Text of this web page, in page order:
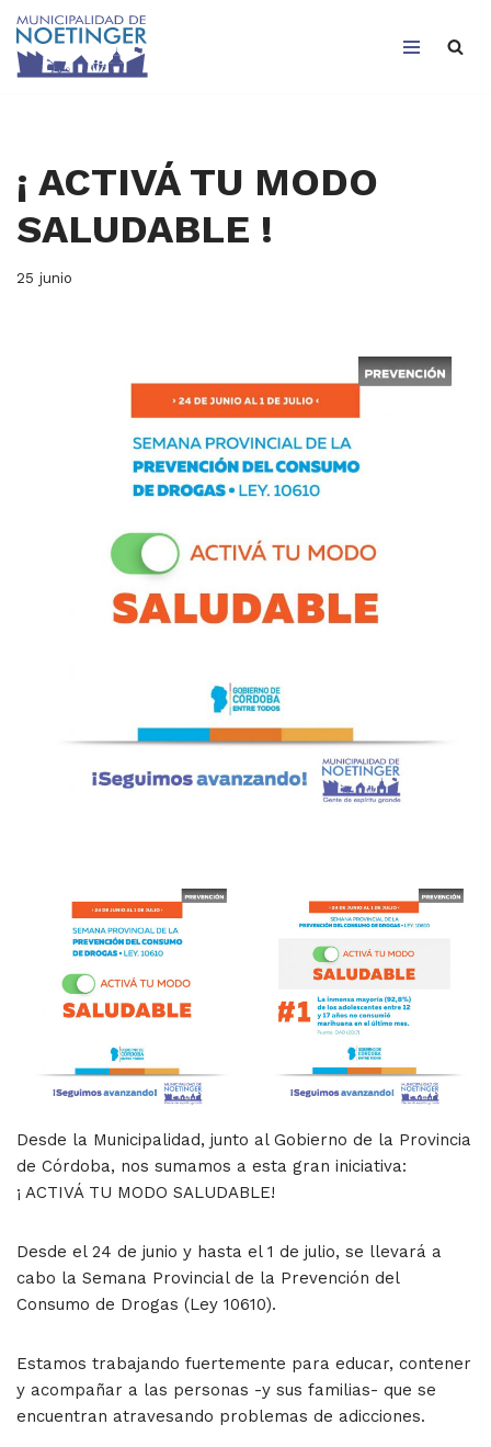
Saltar
¡ ACTIVÁ TU MODO
SALUDABLE !
25 junio
Desde la Municipalidad, junto al Gobierno de la Provincia
de Córdoba, nos sumamos a esta gran iniciativa:
¡ ACTIVÁ TU MODO SALUDABLE!
Desde el 24 de junio y hasta el 1 de julio, se llevará a
cabo la Semana Provincial de la Prevención del
Consumo de Drogas (Ley 10610).
Estamos trabajando fuertemente para educar, contener
y acompañar a las personas -y sus familias- que se
encuentran atravesando problemas de adicciones.